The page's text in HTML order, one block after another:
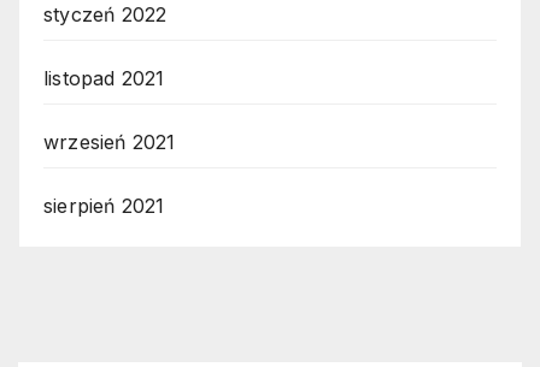
styczeń 2022
listopad 2021
wrzesień 2021
sierpień 2021